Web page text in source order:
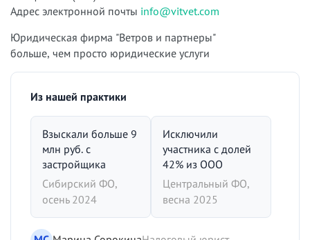
Адрес электронной почты info@vitvet.com
Юридическая фирма "Ветров и партнеры"
больше, чем просто юридические услуги
Из нашей практики
Взыскали больше 9
млн руб. с
застройщика
Сибирский ФО,
осень 2024
Исключили
участника с долей
42% из ООО
Центральный ФО,
весна 2025